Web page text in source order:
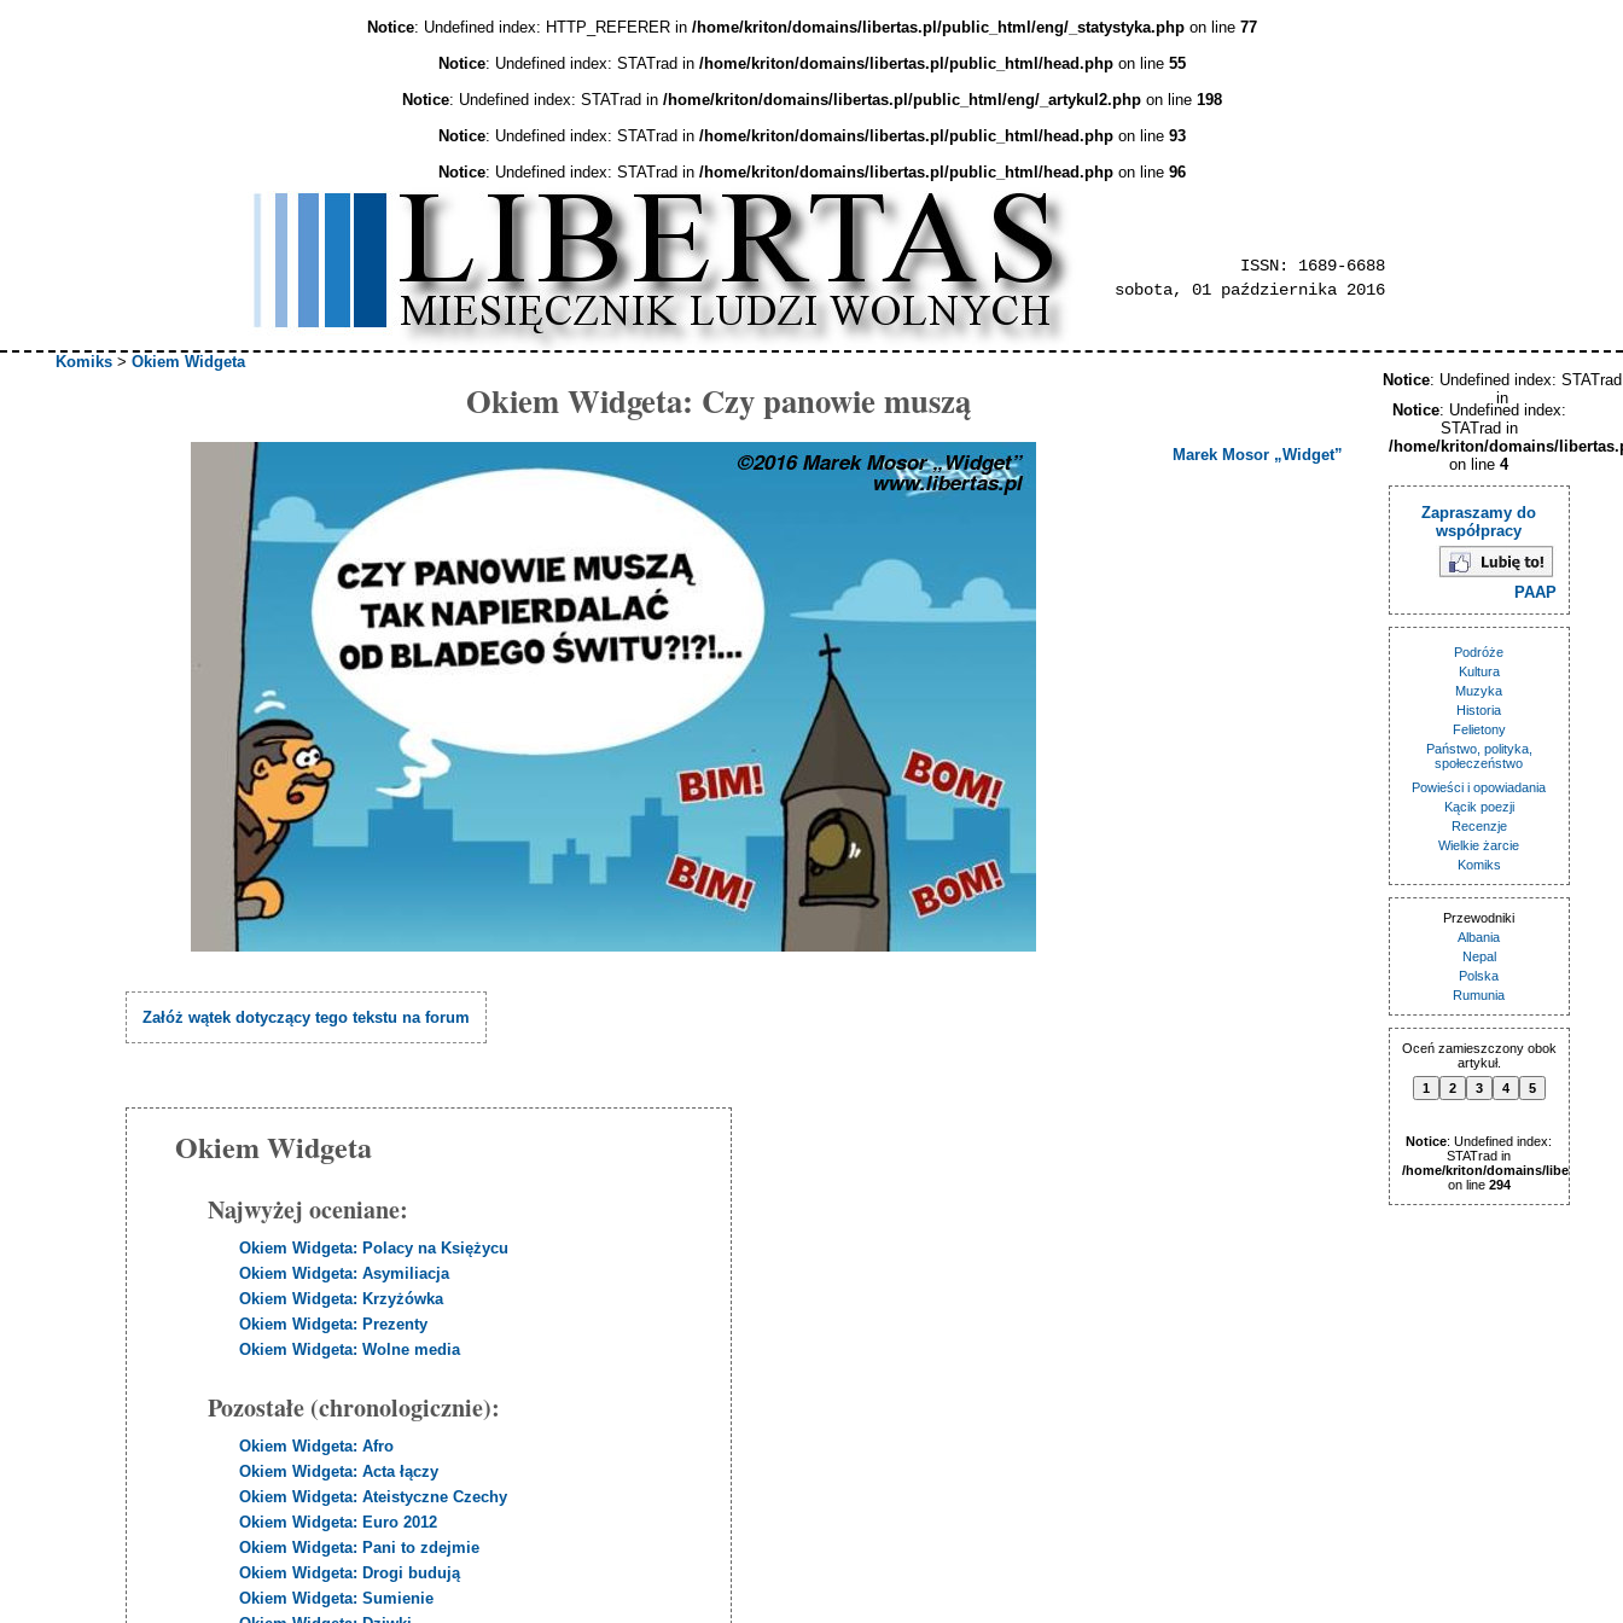
Notice: Undefined index: HTTP_REFERER in /home/kriton/domains/libertas.pl/public_html/eng/_statystyka.phpon line 77
Notice: Undefined index: STATrad in /home/kriton/domains/libertas.pl/public_html/head.phpon line 55
Notice: Undefined index: STATrad in /home/kriton/domains/libertas.pl/public_html/eng/_artykul2.phpon line 198
Notice: Undefined index: STATrad in /home/kriton/domains/libertas.pl/public_html/head.phpon line 93
Notice: Undefined index: STATrad in /home/kriton/domains/libertas.pl/public_html/head.phpon line 96
ISSN: 1689-6688
sobota, 01 października 2016
Komiks> Okiem Widgeta
Okiem Widgeta: Czy panowie muszą
Marek Mosor „Widget”
Załóż wątek dotyczący tego tekstu na forum
Okiem Widgeta
Najwyżej oceniane:
Okiem Widgeta: Polacy na Księżycu
Okiem Widgeta: Asymiliacja
Okiem Widgeta: Krzyżówka
Okiem Widgeta: Prezenty
Okiem Widgeta: Wolne media
Pozostałe (chronologicznie):
Okiem Widgeta: Afro
Okiem Widgeta: Acta łączy
Okiem Widgeta: Ateistyczne Czechy
Okiem Widgeta: Euro 2012
Okiem Widgeta: Pani to zdejmie
Okiem Widgeta: Drogi budują
Okiem Widgeta: Sumienie
Notice: Undefined index:
STATrad in
/home/kriton/domains/
on line 4
Zapraszamy do
współpracy
PAAP
Podróże
Kultura
Muzyka
Historia
Felietony
Państwo, polityka,
społeczeństwo
Powieści i opowiadania
Kącik poezji
Recenzje
Wielkie żarcie
Komiks
Przewodniki
Albania
Nepal
Polska
Rumunia
Oceń zamieszczony obok
artykuł.
1
2 3 4 5
Notice: Undefined index:
STATrad in
/home/kriton/domains/libertas.pl/
on line 294
Notice: Undefined index: STATrad
in